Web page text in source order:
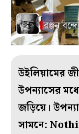
উইলিয়ামের
উপন্যাসের
জড়িয়ে।
সামনে: